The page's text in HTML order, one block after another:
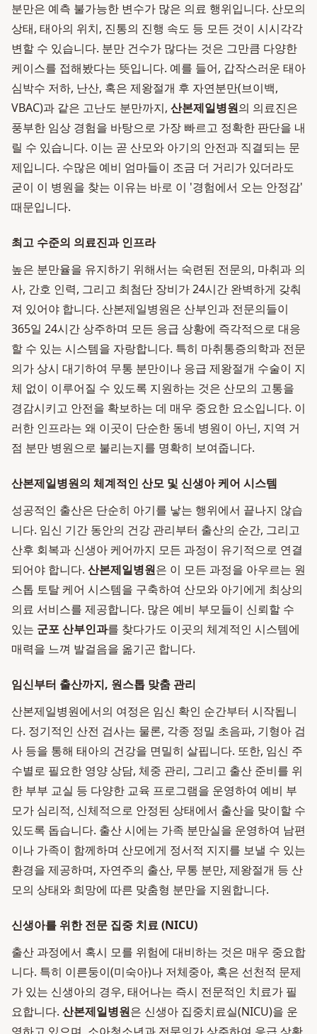
분만은 예측 불가능한 변수가 많은 의료 행위입니다. 산모의
상태, 태아의 위치, 진통의 진행 속도 등 모든 것이 시시각각
변할 수 있습니다. 분만 건수가 많다는 것은 그만큼 다양한
케이스를 접해봤다는 뜻입니다. 예를 들어, 갑작스러운 태아
심박수 저하, 난산, 혹은 제왕절개 후 자연분만(브이백,
VBAC)과 같은 고난도 분만까지, 산본제일병원의 의료진은
풍부한 임상 경험을 바탕으로 가장 빠르고 정확한 판단을 내
릴 수 있습니다. 이는 곧 산모와 아기의 안전과 직결되는 문
제입니다. 수많은 예비 엄마들이 조금 더 거리가 있더라도
굳이 이 병원을 찾는 이유는 바로 이 '경험에서 오는 안정감'
때문입니다.
최고 수준의 의료진과 인프라
높은 분만율을 유지하기 위해서는 숙련된 전문의, 마취과 의
사, 간호 인력, 그리고 최첨단 장비가 24시간 완벽하게 갖춰
져 있어야 합니다. 산본제일병원은 산부인과 전문의들이
365일 24시간 상주하며 모든 응급 상황에 즉각적으로 대응
할 수 있는 시스템을 자랑합니다. 특히 마취통증의학과 전문
의가 상시 대기하여 무통 분만이나 응급 제왕절개 수술이 지
체 없이 이루어질 수 있도록 지원하는 것은 산모의 고통을
경감시키고 안전을 확보하는 데 매우 중요한 요소입니다. 이
러한 인프라는 왜 이곳이 단순한 동네 병원이 아닌, 지역 거
점 분만 병원으로 불리는지를 명확히 보여줍니다.
산본제일병원의 체계적인 산모 및 신생아 케어 시스템
성공적인 출산은 단순히 아기를 낳는 행위에서 끝나지 않습
니다. 임신 기간 동안의 건강 관리부터 출산의 순간, 그리고
산후 회복과 신생아 케어까지 모든 과정이 유기적으로 연결
되어야 합니다. 산본제일병원은 이 모든 과정을 아우르는 원
스톱 토탈 케어 시스템을 구축하여 산모와 아기에게 최상의
의료 서비스를 제공합니다. 많은 예비 부모들이 신뢰할 수
있는 군포 산부인과를 찾다가도 이곳의 체계적인 시스템에
매력을 느껴 발걸음을 옮기곤 합니다.
임신부터 출산까지, 원스톱 맞춤 관리
산본제일병원에서의 여정은 임신 확인 순간부터 시작됩니
다. 정기적인 산전 검사는 물론, 각종 정밀 초음파, 기형아 검
사 등을 통해 태아의 건강을 면밀히 살핍니다. 또한, 임신 주
수별로 필요한 영양 상담, 체중 관리, 그리고 출산 준비를 위
한 부부 교실 등 다양한 교육 프로그램을 운영하여 예비 부
모가 심리적, 신체적으로 안정된 상태에서 출산을 맞이할 수
있도록 돕습니다. 출산 시에는 가족 분만실을 운영하여 남편
이나 가족이 함께하며 산모에게 정서적 지지를 보낼 수 있는
환경을 제공하며, 자연주의 출산, 무통 분만, 제왕절개 등 산
모의 상태와 희망에 따른 맞춤형 분만을 지원합니다.
신생아를 위한 전문 집중 치료 (NICU)
출산 과정에서 혹시 모를 위험에 대비하는 것은 매우 중요합
니다. 특히 이른둥이(미숙아)나 저체중아, 혹은 선천적 문제
가 있는 신생아의 경우, 태어나는 즉시 전문적인 치료가 필
요합니다. 산본제일병원은 신생아 집중치료실(NICU)을 운